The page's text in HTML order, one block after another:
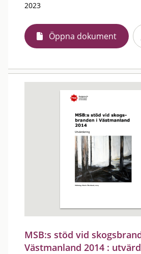
2023
Öppna dokument
MSB:s stöd vid
Västmanland 2014 :